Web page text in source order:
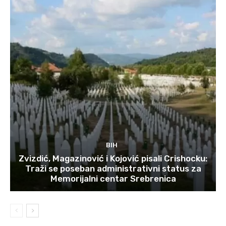
BIH
Zvizdić, Magazinović i Kojović pisali Crishocku:
Traži se poseban administrativni status za
Memorijalni centar Srebrenica